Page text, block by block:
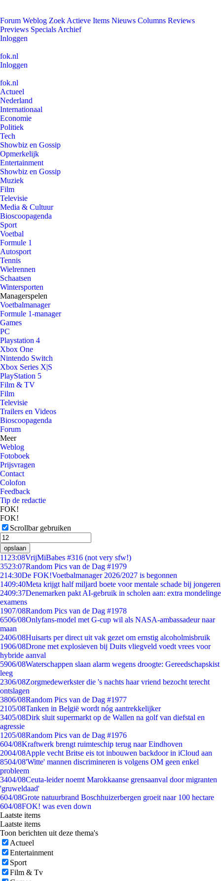
Forum Weblog Zoek Actieve Items Nieuws Columns Reviews
Previews Specials Archief
Inloggen
fok.nl
Inloggen
fok.nl
Actueel
Nederland
Internationaal
Economie
Politiek
Tech
Showbiz en Gossip
Opmerkelijk
Entertainment
Showbiz en Gossip
Muziek
Film
Televisie
Media & Cultuur
Bioscoopagenda
Sport
Voetbal
Formule 1
Autosport
Tennis
Wielrennen
Schaatsen
Wintersporten
Managerspelen
Voetbalmanager
Formule 1-manager
Games
PC
Playstation 4
Xbox One
Nintendo Switch
Xbox Series X|S
PlayStation 5
Film & TV
Film
Televisie
Trailers en Videos
Bioscoopagenda
Forum
Meer
Weblog
Fotoboek
Prijsvragen
Contact
Colofon
Feedback
Tip de redactie
FOK!
FOK!
Scrollbar gebruiken
opslaan
11 23:08VrijMiBabes #316 (not very sfw!)
3523:07Random Pics van de Dag #1979
214:30De FOK!Voetbalmanager 2026/2027 is begonnen
1409:40Meta krijgt half miljard boete voor mentale schade bij jongeren
2409:37Denemarken pakt AI-gebruik in scholen aan: extra mondelinge
examens
1907/08Random Pics van de Dag #1978
6506/08Onlyfans-model met G-cup wil als NASA-ambassadeur naar
maan
2406/08Huisarts per direct uit vak gezet om ernstig alcoholmisbruik
1906/08Drone met explosieven bij Duits vliegveld voedt vrees voor
hybride aanval
5906/08Waterschappen slaan alarm wegens droogte: Gereedschapskist
leeg
2306/08Zorgmedewerkster die 's nachts haar vriend bezocht terecht
ontslagen
3806/08Random Pics van de Dag #1977
2105/08Tanken in België wordt nóg aantrekkelijker
3405/08Dirk sluit supermarkt op de Wallen na golf van diefstal en
agressie
1205/08Random Pics van de Dag #1976
604/08Kraftwerk brengt ruimteschip terug naar Eindhoven
2004/08Apple vecht Britse eis tot inbouwen backdoor in iCloud aan
8504/08'Witte' mannen discrimineren is volgens OM geen enkel
probleem
3404/08Ceuta-leider noemt Marokkaanse grensaanval door migranten
'gruweldaad'
604/08Grote natuurbrand Boschhuizerbergen groeit naar 100 hectare
604/08FOK! was even down
Laatste items
Laatste items
Toon berichten uit deze thema's
Actueel
Entertainment
Sport
Film & Tv